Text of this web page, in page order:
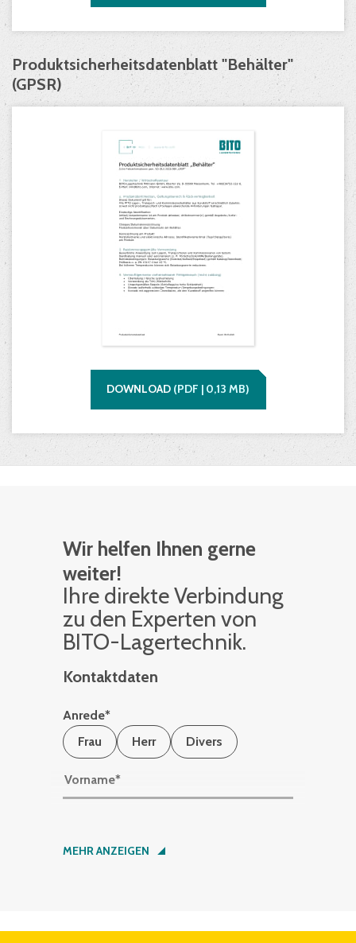
Produktsicherheitsdatenblatt "Behälter"
(GPSR)
DOWNLOAD (PDF | 0,13 MB)
Wir helfen Ihnen gerne
weiter!
Ihre di­rek­te Ver­bin­dung
zu den Ex­per­ten von
BITO-La­ger­tech­nik.
Kontaktdaten
Anrede*
Frau
Herr Divers
Vorname*
Nachname*
MEHR ANZEIGEN